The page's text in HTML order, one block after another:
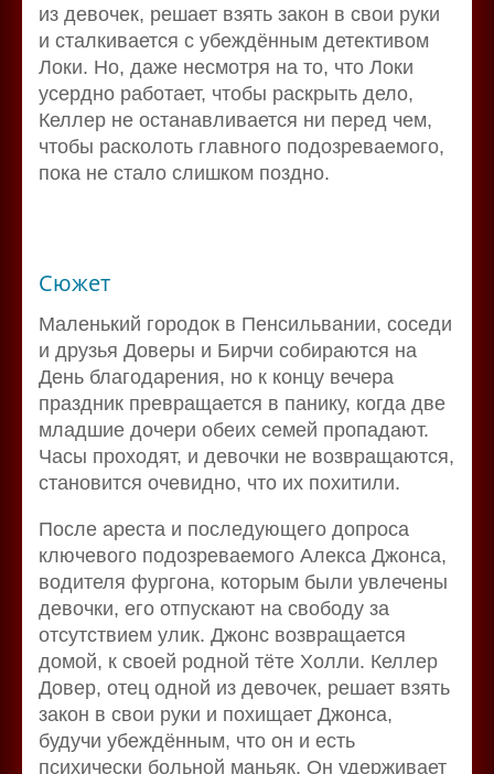
из девочек, решает взять закон в свои руки
и сталкивается с убеждённым детективом
Локи. Но, даже несмотря на то, что Локи
усердно работает, чтобы раскрыть дело,
Келлер не останавливается ни перед чем,
чтобы расколоть главного подозреваемого,
пока не стало слишком поздно.
Сюжет
Маленький городок в Пенсильвании, соседи
и друзья Доверы и Бирчи собираются на
День благодарения, но к концу вечера
праздник превращается в панику, когда две
младшие дочери обеих семей пропадают.
Часы проходят, и девочки не возвращаются,
становится очевидно, что их похитили.
После ареста и последующего допроса
ключевого подозреваемого Алекса Джонса,
водителя фургона, которым были увлечены
девочки, его отпускают на свободу за
отсутствием улик. Джонс возвращается
домой, к своей родной тёте Холли. Келлер
Довер, отец одной из девочек, решает взять
закон в свои руки и похищает Джонса,
будучи убеждённым, что он и есть
психически больной маньяк. Он удерживает